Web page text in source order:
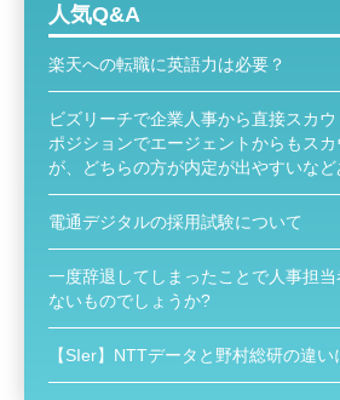
人気Q&A
楽天への転職に英語力は必要？
ビズリーチで企業人事から直接スカ
ポジションでエージェントからもス
が、どちらの方が内定が出やすいな
電通デジタルの採用試験について
一度辞退してしまったことで人事担
ないものでしょうか?
【SIer】NTTデータと野村総研の違い